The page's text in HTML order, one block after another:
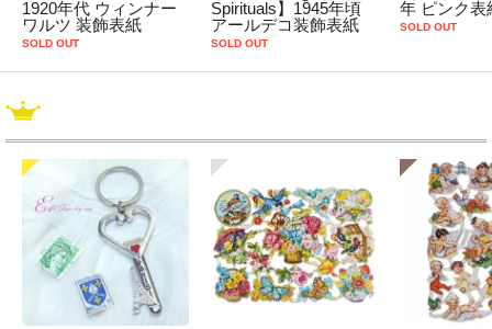
1920年代 ウィンナー
ワルツ 装飾表紙
SOLD OUT
Spirituals】1945年頃
アールデコ装飾表紙
SOLD OUT
年 ピンク表
SOLD OUT